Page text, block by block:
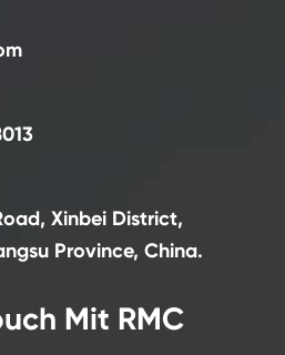
Xinbei District,
Province, China.
Mit RMC